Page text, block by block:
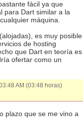
fácil ya que
para Dart similar a la
máquina.
es muy posible
de hosting
que Dart en teoría es
ofertar como un
AM (03:48 horas)
plazo que se me vino a